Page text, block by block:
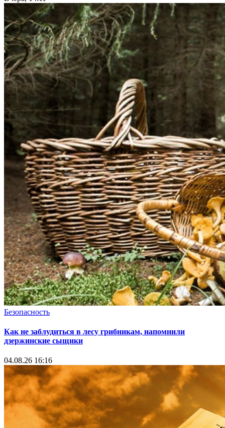
Безопасность
Как не заблудиться в лесу грибникам, напомнили
дзержинские сыщики
04.08.26 16:16